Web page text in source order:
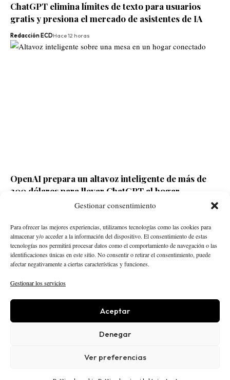
Gestionar consentimiento
Para ofrecer las mejores experiencias, utilizamos tecnologías como las cookies para
almacenar y/o acceder a la información del dispositivo. El consentimiento de estas
tecnologías nos permitirá procesar datos como el comportamiento de navegación o las
identificaciones únicas en este sitio. No consentir o retirar el consentimiento, puede
afectar negativamente a ciertas características y funciones.
Gestionar los servicios
Aceptar
Denegar
Ver preferencias
ChatGPT elimina límites de texto para usuarios
gratis y presiona el mercado de asistentes de IA
Redacción ECDHace 12 horas
OpenAI prepara un altavoz inteligente de más de
300 dólares para llevar ChatGPT al hogar
Hace 13 horas
INTELIGENCIA ARTIFICIAL
CREATOR ECONOMY
ROBÓTICA
NEGOCIOS
ECONOMÍA
ACTUALIDAD
AVISO LEGAL
PRIVACIDAD